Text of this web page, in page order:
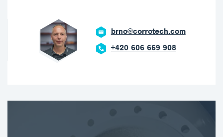
brno@corrotech.com
+420 606 669 908